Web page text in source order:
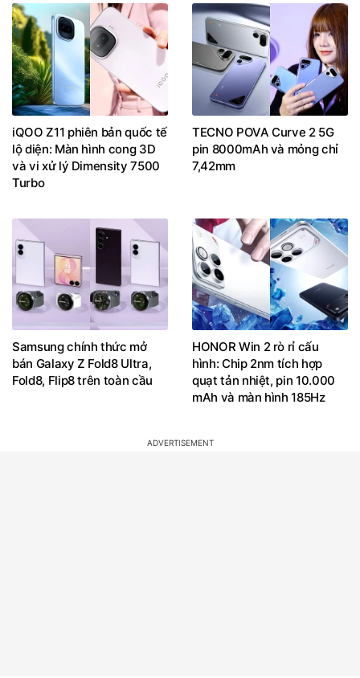
iQOO Z11 phiên bản quốc tế
lộ diện: Màn hình cong 3D
và vi xử lý Dimensity 7500
Turbo
TECNO POVA Curve 2 5G
pin 8000mAh và mỏng chỉ
7,42mm
Samsung chính thức mở
bán Galaxy Z Fold8 Ultra,
Fold8, Flip8 trên toàn cầu
HONOR Win 2 rò rỉ cấu
hình: Chip 2nm tích hợp
quạt tản nhiệt, pin 10.000
mAh và màn hình 185Hz